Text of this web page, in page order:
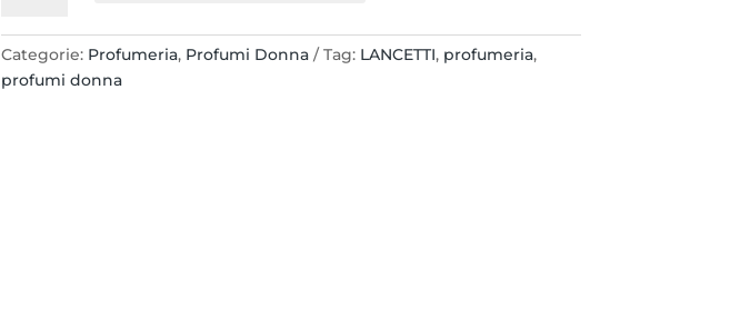
SPRAY
quantità
Categorie: Profumeria, Profumi Donna Tag: LANCETTI, profumeria,
profumi donna